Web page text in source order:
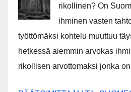
rikollinen? On
ihminen vasten
työttömäksi kohtelu muuttuu
hetkessä aiemmin arvokas
rikollisen arvottomaksi jonka on